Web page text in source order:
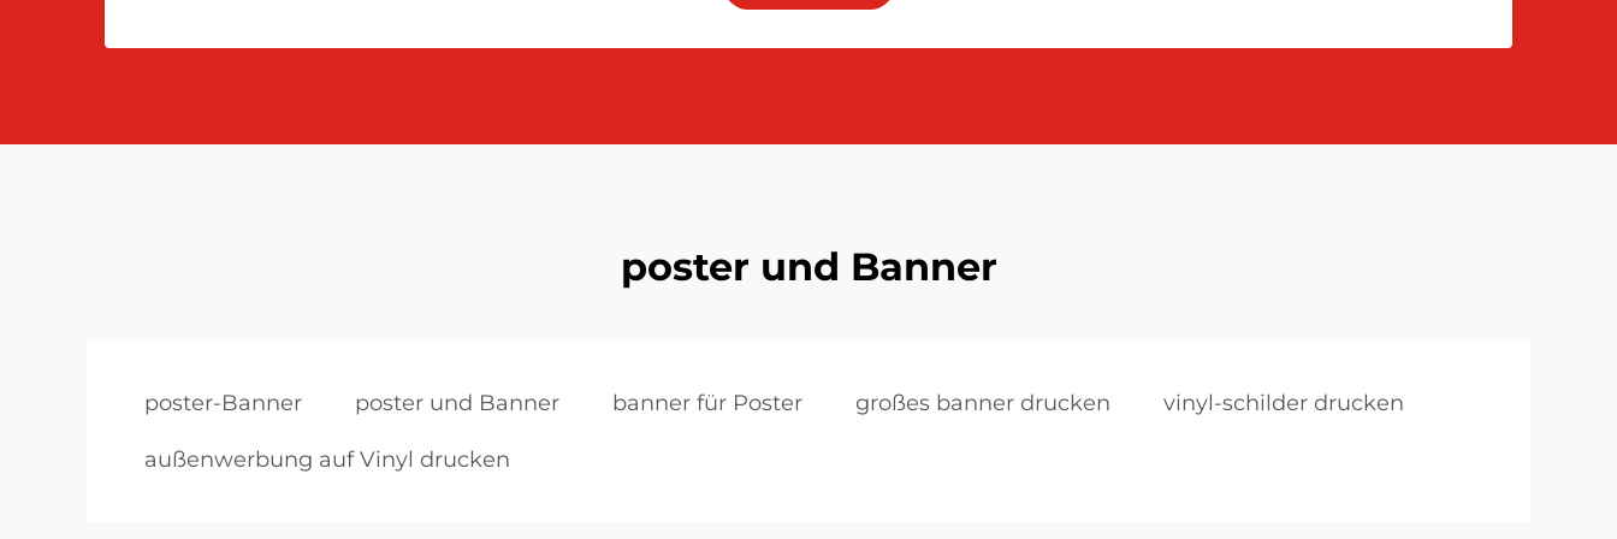
poster und Banner
poster-Banner poster und Banner banner für Poster großes banner drucken vinyl-schilder drucken
außenwerbung auf Vinyl drucken